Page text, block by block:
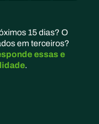
15 dias? O
em terceiros?
essas e
.